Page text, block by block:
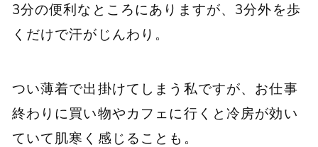
3分の便利なところにありますが、3分外を歩
くだけで汗がじんわり。
つい薄着で出掛けてしまう私ですが、お仕事
終わりに買い物やカフェに行くと冷房が効い
ていて肌寒く感じることも。